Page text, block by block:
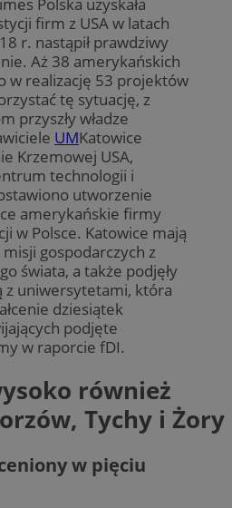
firm z USA w latach
r. nastąpił prawdziwy
Aż 38 amerykańskich
w realizację 53 projektów
tę sytuację, z
przyszły władze
UMKatowice
Krzemowej USA,
technologii i
utworzenie
amerykańskie firmy
w Polsce. Katowice mają
gospodarczych z
świata, a także podjęły
z uniwersytetami, która
dziesiątek
podjęte
w raporcie fDI.
również
Tychy i Żory
w pięciu